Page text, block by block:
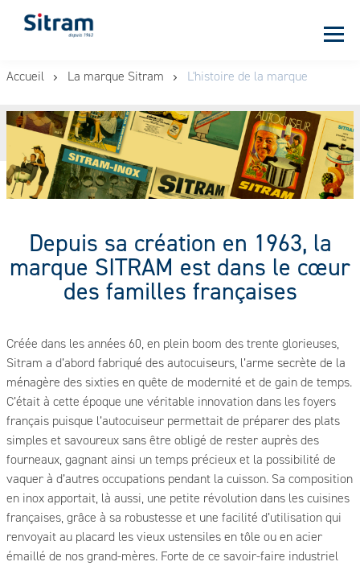
au
principal
Accueil La marque Sitram L'histoire de la marque
Depuis sa création en 1963, la
marque SITRAM est dans le cœur
des familles françaises
Créée dans les années 60, en plein boom des trente glorieuses,
Sitram a d’abord fabriqué des autocuiseurs, l’arme secrète de la
ménagère des sixties en quête de modernité et de gain de temps.
C’était à cette époque une véritable innovation dans les foyers
français puisque l’autocuiseur permettait de préparer des plats
simples et savoureux sans être obligé de rester auprès des
fourneaux, gagnant ainsi un temps précieux et la possibilité de
vaquer à d’autres occupations pendant la cuisson. Sa composition
en inox apportait, là aussi, une petite révolution dans les cuisines
françaises, grâce à sa robustesse et une facilité d’utilisation qui
renvoyait au placard les vieux ustensiles en tôle ou en acier
émaillé de nos grand-mères. Forte de ce savoir-faire industriel